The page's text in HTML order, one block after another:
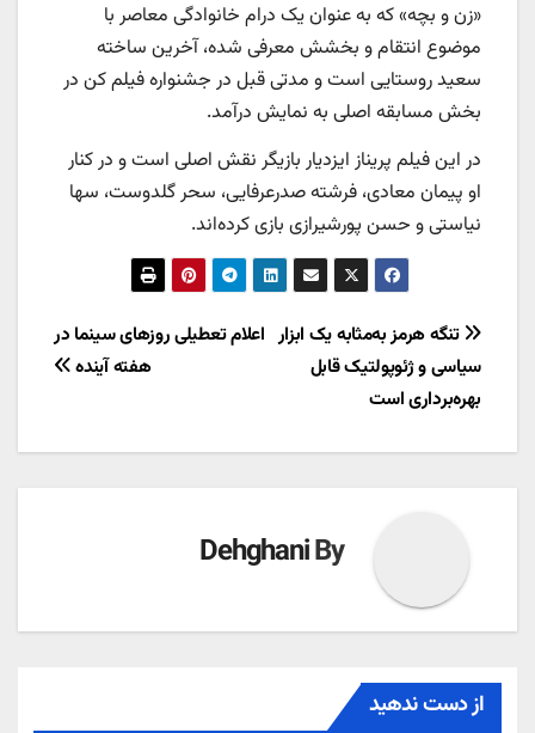
«زن و بچه» که به عنوان یک درام خانوادگی معاصر با
موضوع انتقام و بخشش معرفی شده، آخرین ساخته
سعید روستایی است و مدتی قبل در جشنواره فیلم کن در
بخش مسابقه اصلی به نمایش درآمد.
در این فیلم پریناز ایزدیار بازیگر نقش اصلی است و در کنار
او پیمان معادی، فرشته صدرعرفایی، سحر گلدوست، سها
نیاستی و حسن پورشیرازی بازی کرده‌اند.
راهبری
نوشته
اعلام تعطیلی روزهای سینما در
هفته آینده
تنگه هرمز به‌مثابه یک ابزار
سیاسی و ژئوپولتیک قابل
بهره‌برداری است
By
Dehghani
از دست ندهید